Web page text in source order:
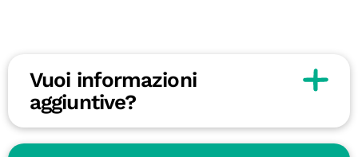
Vuoi informazioni
aggiuntive?